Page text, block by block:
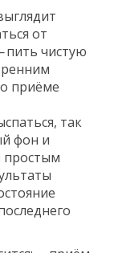
от
пить чистую
приёме
так
фон и
простым